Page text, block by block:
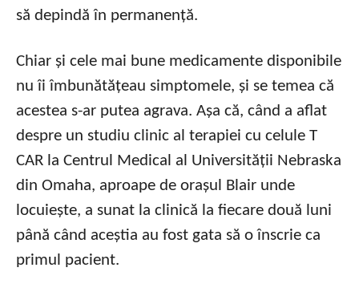
să depindă în permanență.
Chiar și cele mai bune medicamente disponibile
nu îi îmbunătățeau simptomele, și se temea că
acestea s-ar putea agrava. Așa că, când a aflat
despre un studiu clinic al terapiei cu celule T
CAR la Centrul Medical al Universității Nebraska
din Omaha, aproape de orașul Blair unde
locuiește, a sunat la clinică la fiecare două luni
până când aceștia au fost gata să o înscrie ca
primul pacient.